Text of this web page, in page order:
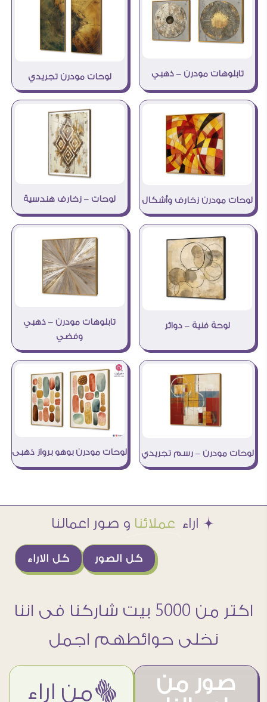
تابلوهات مودرن – ذهبي لوحات مودرن تجريدي
لوحات مودرن زخارف وأشكال لوحات – زخارف هندسية
لوحة فنية – دوائر
تابلوهات مودرن – ذهبي
وفضي
لوحات مودرن – رسم تجريدي لوحات مودرن بوهو برواز ذهبى
Æ اراء عملائنا و صور اعمالنا
كل الاراء كل الصور
اكتر من 5000 بيت شاركنا فى اننا
نخلى حوائطهم اجمل
صور من
ëمن اراء